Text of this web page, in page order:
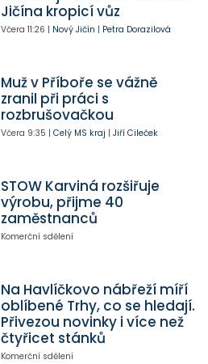
Jičína kropicí vůz
Včera 11:26 | Nový Jičín | Petra Dorazilová
Muž v Příboře se vážně
zranil při práci s
rozbrušovačkou
Včera 9:35 | Celý MS kraj | Jiří Cileček
STOW Karviná rozšiřuje
výrobu, přijme 40
zaměstnanců
Komerční sdělení
Na Havlíčkovo nábřeží míří
oblíbené Trhy, co se hledají.
Přivezou novinky i více než
čtyřicet stánků
Komerční sdělení